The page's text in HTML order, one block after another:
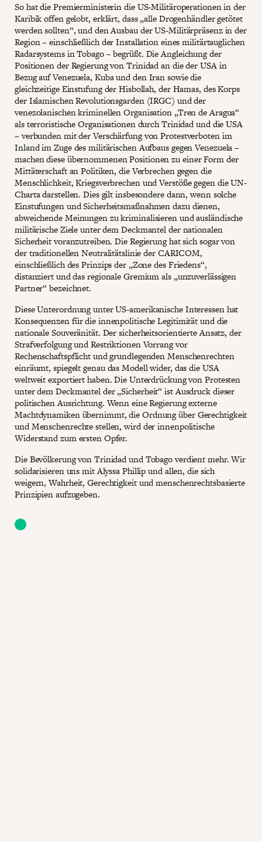
So hat die Premierministerin die US-Militäroperationen in der
Karibik offen gelobt, erklärt, dass „alle Drogenhändler getötet
werden sollten“, und den Ausbau der US-Militärpräsenz in der
Region – einschließlich der Installation eines militärtauglichen
Radarsystems in Tobago – begrüßt. Die Angleichung der
Positionen der Regierung von Trinidad an die der USA in
Bezug auf Venezuela, Kuba und den Iran sowie die
gleichzeitige Einstufung der Hisbollah, der Hamas, des Korps
der Islamischen Revolutionsgarden (IRGC) und der
venezolanischen kriminellen Organisation „Tren de Aragua“
als terroristische Organisationen durch Trinidad und die USA
– verbunden mit der Verschärfung von Protestverboten im
Inland im Zuge des militärischen Aufbaus gegen Venezuela –
machen diese übernommenen Positionen zu einer Form der
Mittäterschaft an Politiken, die Verbrechen gegen die
Menschlichkeit, Kriegsverbrechen und Verstöße gegen die UN-
Charta darstellen. Dies gilt insbesondere dann, wenn solche
Einstufungen und Sicherheitsmaßnahmen dazu dienen,
abweichende Meinungen zu kriminalisieren und ausländische
militärische Ziele unter dem Deckmantel der nationalen
Sicherheit voranzutreiben. Die Regierung hat sich sogar von
der traditionellen Neutralitätslinie der CARICOM,
einschließlich des Prinzips der „Zone des Friedens“,
distanziert und das regionale Gremium als „unzuverlässigen
Partner“ bezeichnet.
Diese Unterordnung unter US-amerikanische Interessen hat
Konsequenzen für die innenpolitische Legitimität und die
nationale Souveränität. Der sicherheitsorientierte Ansatz, der
Strafverfolgung und Restriktionen Vorrang vor
Rechenschaftspflicht und grundlegenden Menschenrechten
einräumt, spiegelt genau das Modell wider, das die USA
weltweit exportiert haben. Die Unterdrückung von Protesten
unter dem Deckmantel der „Sicherheit“ ist Ausdruck dieser
politischen Ausrichtung. Wenn eine Regierung externe
Machtdynamiken übernimmt, die Ordnung über Gerechtigkeit
und Menschenrechte stellen, wird der innenpolitische
Widerstand zum ersten Opfer.
Die Bevölkerung von Trinidad und Tobago verdient mehr. Wir
solidarisieren uns mit Alyssa Phillip und allen, die sich
weigern, Wahrheit, Gerechtigkeit und menschenrechtsbasierte
Prinzipien aufzugeben.